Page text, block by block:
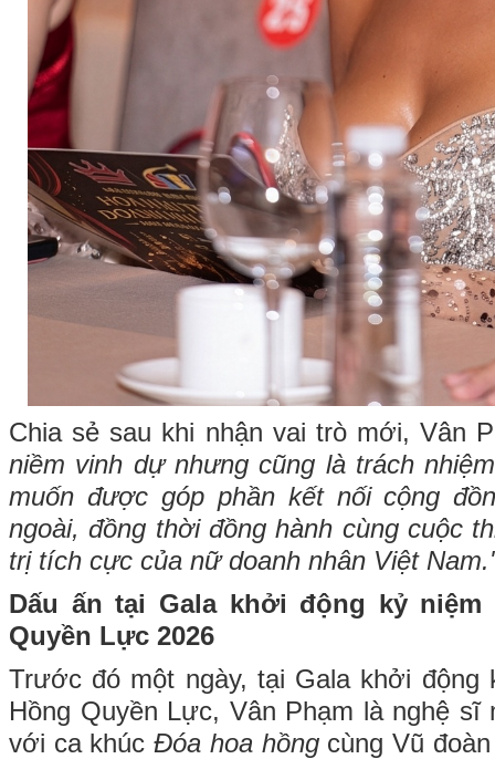
Chia sẻ sau khi nhận vai trò mới, Vân
niềm vinh dự nhưng cũng là trách
muốn được góp phần kết nối cộng
ngoài, đồng thời đồng hành cùng cuộc
trị tích cực của nữ doanh nhân Việt
Dấu ấn tại Gala khởi động kỷ niệm
Quyền Lực 2026
Trước đó một ngày, tại Gala khởi động
Hồng Quyền Lực, Vân Phạm là nghệ
với ca khúcĐóa hoa hồngcùng Vũ